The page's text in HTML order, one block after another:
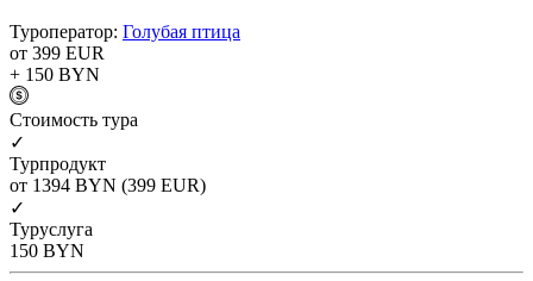
Туроператор: Голубая птица
от 399 EUR
+ 150 BYN
Cтоимость тура
✓
Турпродукт
от 1394 BYN (399 EUR)
✓
Туруслуга
150 BYN